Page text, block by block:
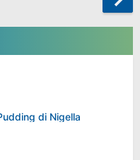
di Nigella